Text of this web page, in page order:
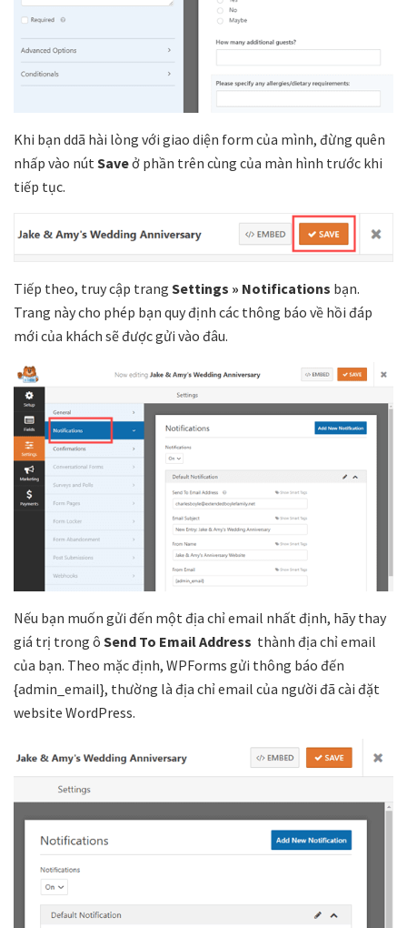
Khi bạn ddã hài lòng với giao diện form của mình, đừng quên
nhấp vào nútSaveở phần trên cùng của màn hình trước khi
tiếp tục.
Tiếp theo, truy cập trang Settings » Notifications bạn.
Trang này cho phép bạn quy định các thông báo về hồi đáp
mới của khách sẽ được gửi vào đâu.
Nếu bạn muốn gửi đến một địa chỉ email nhất định, hãy thay
giá trị trong ô Send To Email Address thành địa chỉ email
của bạn. Theo mặc định, WPForms gửi thông báo đến
{admin_email}, thường là địa chỉ email của người đã cài đặt
website WordPress.